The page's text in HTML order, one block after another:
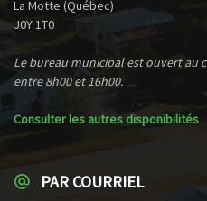
La Motte (Québec)
J0Y 1T0
Le bureau municipal est ouvert au
entre 8h00 et 16h00.
Consulter les autres disponibilités
PAR COURRIEL